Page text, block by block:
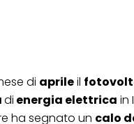
di aprileil
di energia elettrica in
ha segnato un calo